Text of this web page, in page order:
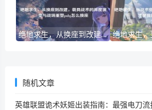
绝地求生，从换座到改建，载具战术的深度演变与战场重塑pubg怎么换座
随机文章
英雄联盟诡术妖姬出装指南：最强电刀流